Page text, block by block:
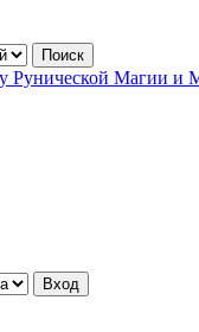
Рунической Магии и